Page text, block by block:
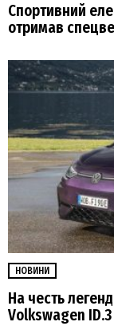
Спортивний
отримав
НОВИНИ
На честь
Volkswagen ID.3